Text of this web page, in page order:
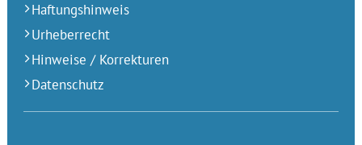
Haftungshinweis
Urheberrecht
Hinweise / Korrekturen
Datenschutz